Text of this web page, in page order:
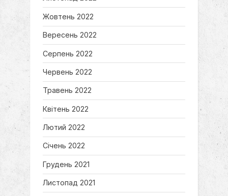
Жовтень 2022
Вересень 2022
Серпень 2022
Червень 2022
Травень 2022
Квітень 2022
Лютий 2022
Січень 2022
Грудень 2021
Листопад 2021